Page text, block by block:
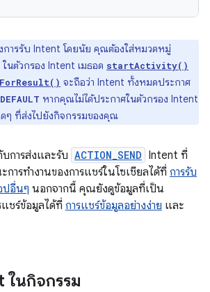
การรับ Intent โดยนัย คุณต้องใส่หมวดหมู่
ในตัวกรอง Intent เมธอด startActivity()
จะถือว่า Intent ทั้งหมดประกาศ
หากคุณไม่ได้ประกาศในตัวกรอง Intent
ๆ ที่ส่งไปยังกิจกรรมของคุณ
การส่งและรับ ACTION_SEND Intent ที่
ารทำงานของการแชร์ในโซเชียลได้ที่ การรับ
ปอื่นๆ นอกจากนี้ คุณยังดูข้อมูลที่เป็น
แชร์ข้อมูลได้ที่ การแชร์ข้อมูลอย่างง่าย และ
ในกิจกรรม